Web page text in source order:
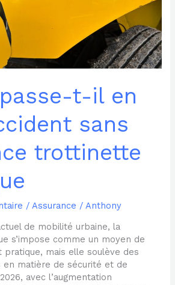
t-il en
sans
trottinette
/ Assurance / Anthony
de mobilité urbaine, la
s’impose comme un moyen de
mais elle soulève des
en matière de sécurité et de
avec l’augmentation